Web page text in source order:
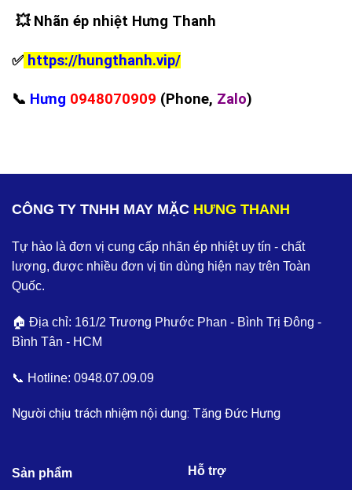
💥Nhãn ép nhiệt Hưng Thanh
✅ https://hungthanh.vip/
📞 Hưng 0948070909 (Phone, Zalo)
CÔNG TY TNHH MAY MẶC HƯNG THANH
Tự hào là đơn vị cung cấp nhãn ép nhiệt uy tín - chất
lượng, được nhiều đơn vị tin dùng hiện nay trên Toàn
Quốc.
🏠 Địa chỉ: 161/2 Trương Phước Phan - Bình Trị Đông -
Bình Tân - HCM
📞 Hotline: 0948.07.09.09
Người chịu trách nhiệm nội dung: Tăng Đức Hưng
Sản phẩm Hỗ trợ